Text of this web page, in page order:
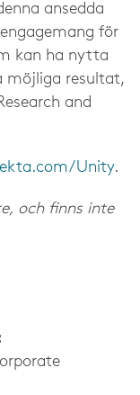
ansedda
för
kan ha nytta
möjliga resultat,
and
Unity.
och finns inte